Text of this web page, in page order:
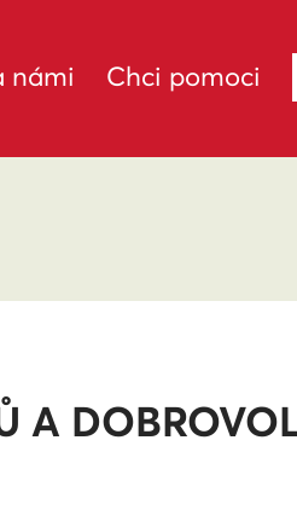
námi Chci pomoci
A